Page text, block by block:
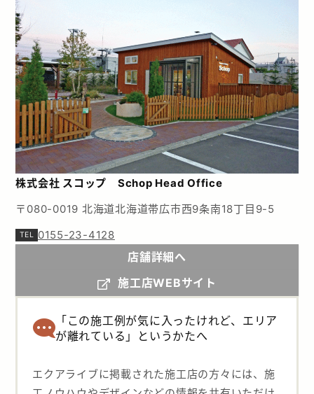
株式会社 スコップ Schop Head Office
〒080-0019 北海道北海道帯広市西9条南18丁目9-5
0155-23-4128
店舗詳細へ
施工店WEBサイト
「この施工例が気に入ったけれど、エリア
が離れている」というかたへ
エクアライブに掲載された施工店の方々には、施